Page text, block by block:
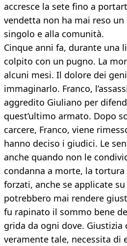
accresce la sete fino a
vendetta non ha mai reso un
singolo e alla comunità.
Cinque anni fa, durante una
colpito con un pugno. La
alcuni mesi. Il dolore dei
immaginarlo. Franco,
aggredito Giuliano per
quest’ultimo armato. Dopo
carcere, Franco, viene
hanno deciso i giudici. Le
anche quando non le
condanna a morte, la
forzati, anche se applicate
potrebbero mai rendere
fu rapinato il sommo bene
grida da ogni dove. Giustizia
veramente tale, necessita di